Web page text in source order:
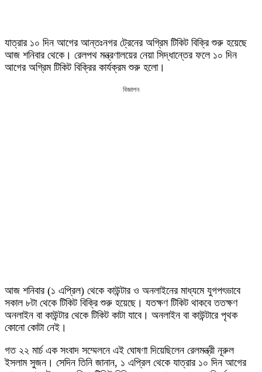
যাত্রার ১০ দিন আগের আন্তঃনগর ট্রেনের অগ্রিম টিকিট বিক্রি শুরু হয়েছে
আজ শনিবার থেকে। রেলপথ মন্ত্রণালয়ের নেয়া সিদ্ধান্তের ফলে ১০ দিন
আগের অগ্রিম টিকিট বিক্রির কার্যক্রম শুরু হলো।
বিজ্ঞাপন
আজ শনিবার (১ এপ্রিল) থেকে কাউন্টার ও অনলাইনের মাধ্যমে যুগপৎভাবে
সকাল ৮টা থেকে টিকিট বিক্রি শুরু হয়েছে। যতক্ষণ টিকিট থাকবে ততক্ষণ
অনলাইন বা কাউন্টার থেকে টিকিট কাটা যাবে। অনলাইন বা কাউন্টারে পৃথক
কোনো কোটা নেই।
গত ২২ মার্চ এক সংবাদ সম্মেলনে এই ঘোষণা দিয়েছিলেন রেলমন্ত্রী নূরুল
ইসলাম সুজন। সেদিন তিনি জানান, ১ এপ্রিল থেকে যাত্রার ১০ দিন আগের